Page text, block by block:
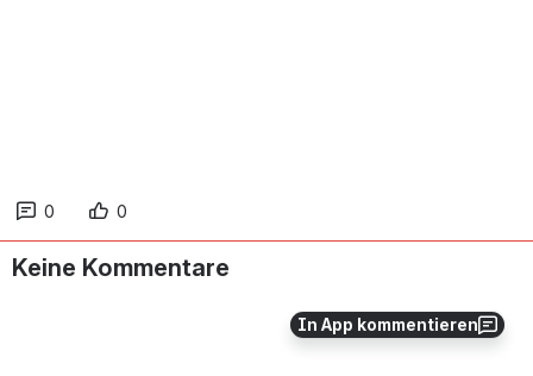
In App kommentieren
0 0
Keine Kommentare